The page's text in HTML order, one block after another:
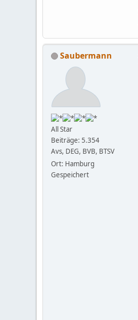
Saubermann
All Star
Beiträge: 5.354
Avs, DEG, BVB, BTSV
Ort: Hamburg
Gespeichert